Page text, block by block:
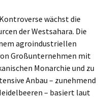
wächst die
der Westsahara. Die
agroindustriellen
Großunternehmen mit
Monarchie und zu
Anbau – zunehmend
– basiert laut